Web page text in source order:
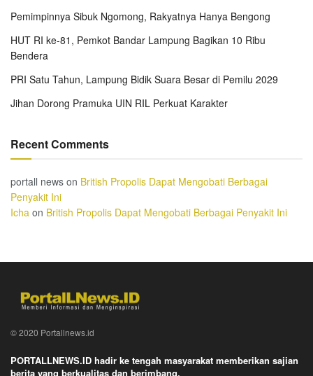
Pemimpinnya Sibuk Ngomong, Rakyatnya Hanya Bengong
HUT RI ke-81, Pemkot Bandar Lampung Bagikan 10 Ribu
Bendera
PRI Satu Tahun, Lampung Bidik Suara Besar di Pemilu 2029
Jihan Dorong Pramuka UIN RIL Perkuat Karakter
Recent Comments
portall news on British Propolis Dapat Mengobati Berbagai
Penyakit Ini
Icha on British Propolis Dapat Mengobati Berbagai Penyakit Ini
© 2020 Portallnews.id
PORTALLNEWS.ID hadir ke tengah masyarakat memberikan sajian
berita yang berkualitas dan berimbang.